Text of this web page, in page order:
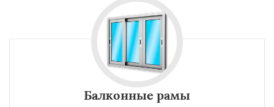
Балконные рамы